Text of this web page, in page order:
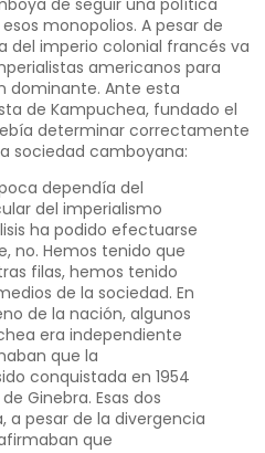
monopolios. A pesar de
del imperio colonial francés va
americanos para
dominante. Ante esta
de Kampuchea, fundado el
determinar correctamente
sociedad camboyana:
dependía del
del imperialismo
ha podido efectuarse
no. Hemos tenido que
filas, hemos tenido
de la sociedad. En
de la nación, algunos
era independiente
que la
conquistada en 1954
Ginebra. Esas dos
a pesar de la divergencia
que